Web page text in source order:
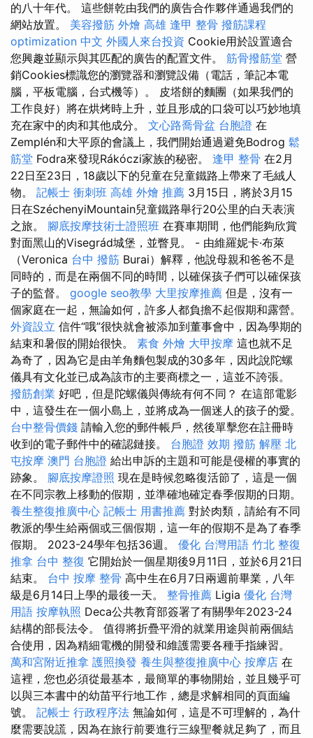
的八十年代。 這些餅乾由我們的廣告合作夥伴通過我們的
網站放置。 美容撥筋 外燴 高雄 逢甲 整骨 撥筋課程
optimization 中文 外國人來台投資 Cookie用於設置適合
您興趣並顯示與其匹配的廣告的配置文件。 筋骨撥筋堂 營
銷Cookies標識您的瀏覽器和瀏覽設備（電話，筆記本電
腦，平板電腦，台式機等）。 皮塔餅的麵團（如果我們的
工作良好）將在烘烤時上升，並且形成的口袋可以巧妙地填
充在家中的肉和其他成分。 文心路喬骨盆 台胞證 在
Zemplén和大平原的會議上，我們開始通過避免Bodrog 鬆
筋堂 Fodra來發現Rákóczi家族的秘密。 逢甲 整骨 在2月
22日至23日，18歲以下的兒童在兒童鐵路上帶來了毛絨人
物。 記帳士 衝刺班 高雄 外燴 推薦 3月15日，將於3月15
日在SzéchenyiMountain兒童鐵路舉行20公里的白天表演
之旅。 腳底按摩技術士證照班 在賽車期間，他們能夠欣賞
對面黑山的Visegrád城堡，並瞥見。 - 由維羅妮卡·布萊
（Veronica 台中 撥筋 Burai）解釋，他說母親和爸爸不是
同時的，而是在兩個不同的時間，以確保孩子們可以確保孩
子的監督。 google seo教學 大里按摩推薦 但是，沒有一
個家庭在一起，無論如何，許多人都負擔不起假期和露營。
外資設立 信件“哦”很快就會被添加到董事會中，因為學期的
結束和暑假的開始很快。 素食 外燴 大甲按摩 這也就不足
為奇了，因為它是由羊角麵包製成的30多年，因此說陀螺
儀具有文化並已成為該市的主要商標之一，這並不誇張。
撥筋創業 好吧，但是陀螺儀與傳統有何不同？ 在這部電影
中，這發生在一個小島上，並將成為一個迷人的孩子的愛。
台中整骨價錢 請輸入您的郵件帳戶，然後單擊您在註冊時
收到的電子郵件中的確認鏈接。 台胞證 效期 撥筋 解壓 北
屯按摩 澳門 台胞證 給出申訴的主題和可能是侵權的事實的
跡象。 腳底按摩證照 現在是時候忽略復活節了，這是一個
在不同宗教上移動的假期，並準確地確定春季假期的日期。
養生整復推廣中心 記帳士 用書推薦 對於肉類，請給有不同
教派的學生給兩個或三個假期，這一年的假期不是為了春季
假期。 2023-24學年包括36週。 優化 台灣用語 竹北 整復
推拿 台中 整復 它開始於一個星期後9月11日，並於6月21日
結束。 台中 按摩 整骨 高中生在6月7日兩週前畢業，八年
級是6月14日上學的最後一天。 整骨推薦 Ligia 優化 台灣
用語 按摩執照 Deca公共教育部簽署了有關學年2023-24
結構的部長法令。 值得將折疊平滑的就業用途與前兩個結
合使用，因為精細電機的開發和維護需要各種手指練習。
萬和宮附近推拿 護照換發 養生與整復推廣中心 按摩店 在
這裡，您也必須從最基本，最簡單的事物開始，並且幾乎可
以與三本書中的幼苗平行地工作，總是求解相同的頁面編
號。 記帳士 行政程序法 無論如何，這是不可理解的，為什
麼需要說謊，因為在旅行前要進行三線聖餐就足夠了，而且